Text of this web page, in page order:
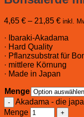
4,65 € – 21,85 € inkl.
· Ibaraki-Akadama
· Hard Quality
· Pflanzsubstrat für
· mittlere Körnung
· Made in Japan
Menge
Akadama - die
Menge